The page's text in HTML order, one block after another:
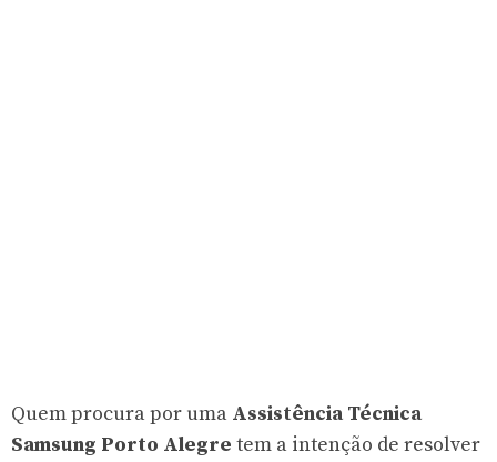
Quem procura por uma Assistência Técnica
Samsung Porto Alegre tem a intenção de resolver